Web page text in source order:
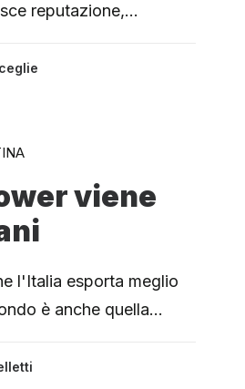
reputazione,…
viene
l'Italia esporta meglio
è anche quella…